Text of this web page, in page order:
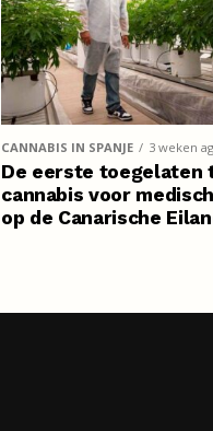
CANNABIS IN SPANJE 3 weken
De eerste toegelaten
cannabis voor
op de Canarische